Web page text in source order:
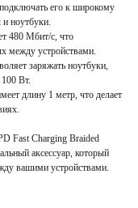
его к широкому
ноутбуки.
480 Мбит/с, что
между устройствами.
заряжать ноутбуки,
Вт.
длину 1 метр, что делает
Fast Charging Braided
аксессуар, который
вашими устройствами.